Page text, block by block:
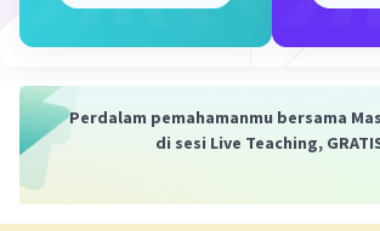
dapat hidup sendiri tanpa adanya
orang lain. Oleh karena itu, kita
orang lain.Dengan menghargai
orang lain, hal tersebut dapat
Perdalam pemahamanmu bersama
di sesi Live Teaching,